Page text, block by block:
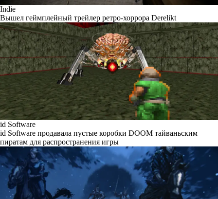
Indie
Вышел геймплейный трейлер ретро-хоррора Derelikt
id Software
id Software продавала пустые коробки DOOM тайваньским
пиратам для распространения игры